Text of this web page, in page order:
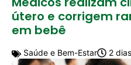
útero e corrigem
em bebê
Saúde e Bem-Estar 2